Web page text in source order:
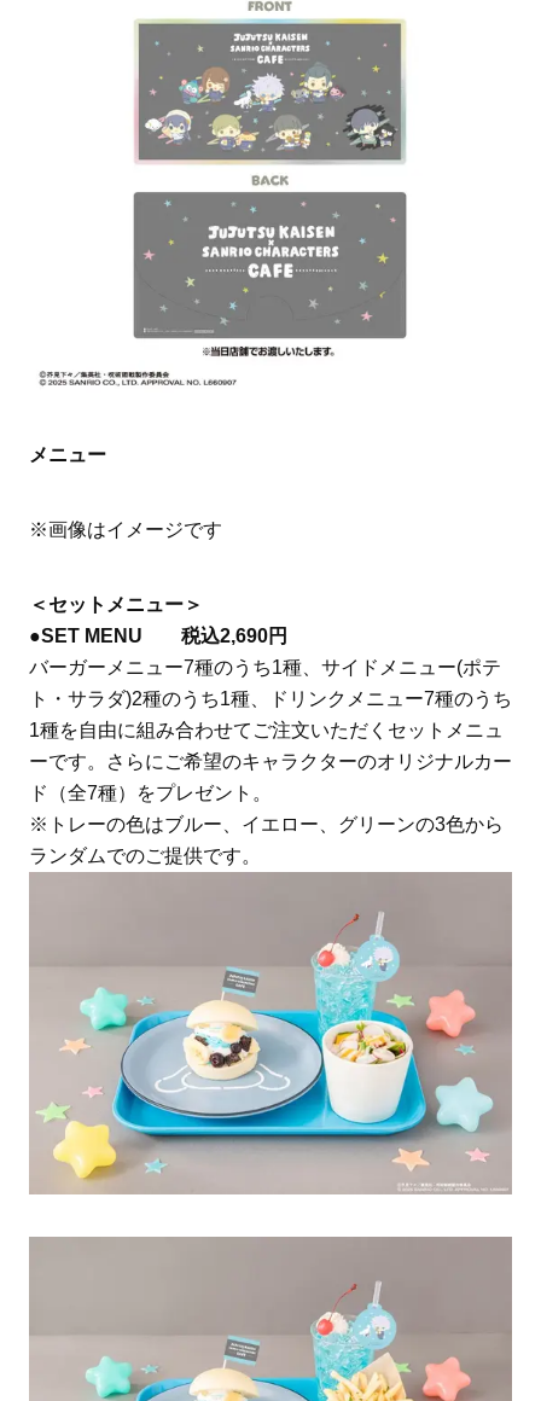
メニュー
※画像はイメージです
＜セットメニュー＞
●SET MENU 税込2,690円
バーガーメニュー7種のうち1種、サイドメニュー(ポテ
ト・サラダ)2種のうち1種、ドリンクメニュー7種のうち
1種を自由に組み合わせてご注文いただくセットメニュ
ーです。さらにご希望のキャラクターのオリジナルカー
ド（全7種）をプレゼント。
※トレーの色はブルー、イエロー、グリーンの3色から
ランダムでのご提供です。